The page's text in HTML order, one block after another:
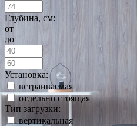
Глубина, см:
от
до
Установка:
встраиваемая
отдельно стоящая
Тип загрузки:
вертикальная